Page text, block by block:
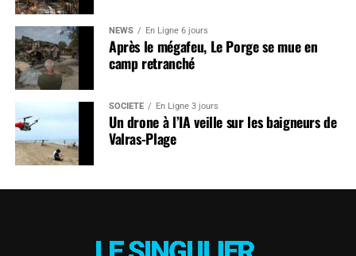
NEWS En Ligne 6 jours
Après le mégafeu, Le Porge se mue en
camp retranché
SOCIÉTÉ En Ligne 3 jours
Un drone à l’IA veille sur les baigneurs de
Valras-Plage